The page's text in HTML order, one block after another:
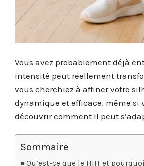
Vous avez probablement déjà
intensité peut réellement
vous cherchiez à affiner votre
dynamique et efficace, même si
découvrir comment il peut
Sommaire
Qu’est-ce que le HIIT et